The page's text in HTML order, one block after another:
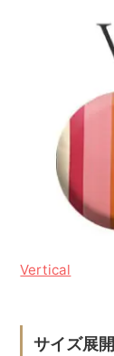
Vertical
サイズ展開